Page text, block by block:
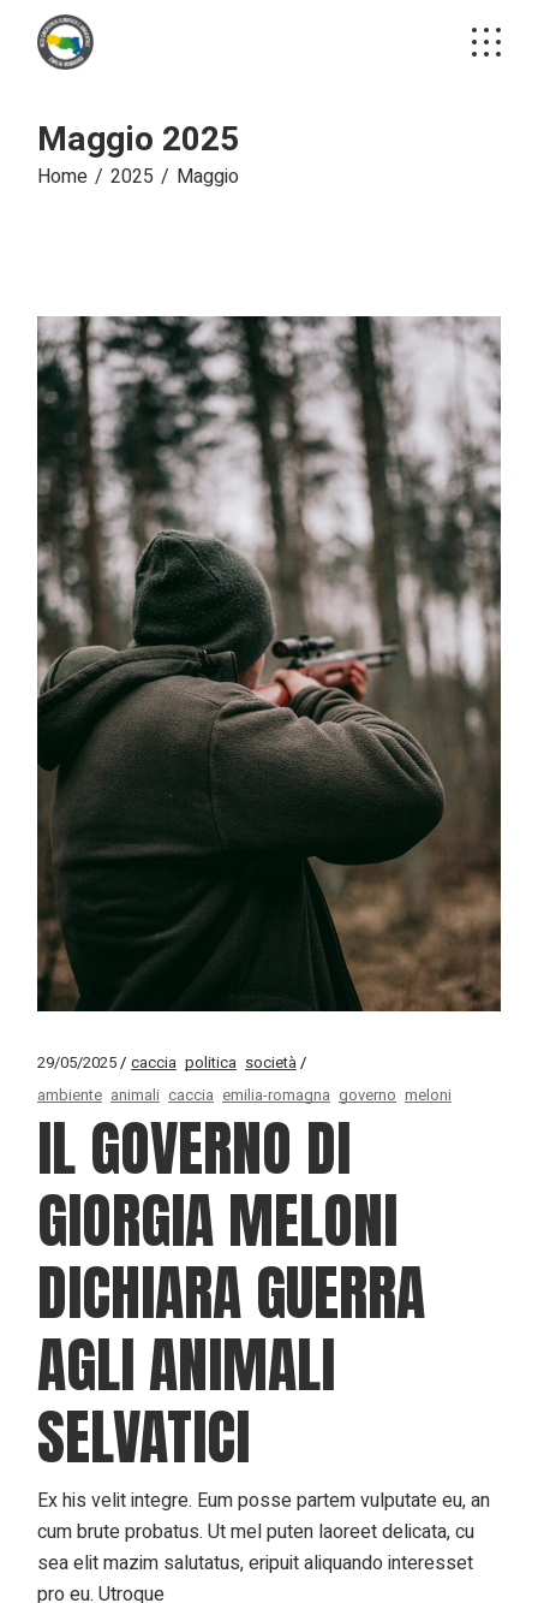
content
Maggio 2025
Home 2025 Maggio
29/05/2025 caccia politica società
ambiente animali caccia emilia-romagna governo meloni
IL GOVERNO DI
GIORGIA MELONI
DICHIARA GUERRA
AGLI ANIMALI
SELVATICI
Ex his velit integre. Eum posse partem vulputate eu, an
cum brute probatus. Ut mel puten laoreet delicata, cu
sea elit mazim salutatus, eripuit aliquando interesset
pro eu. Utroque